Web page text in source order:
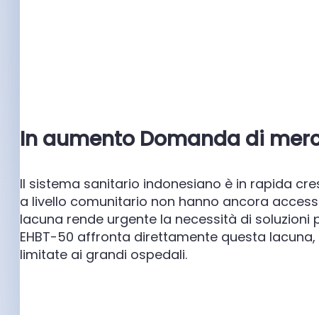
In aumento Domanda di
Il sistema sanitario indonesiano è in rapida
a livello comunitario non hanno ancora
lacuna rende urgente la necessità di soluzioni
EHBT-50 affronta direttamente questa
limitate ai grandi ospedali.